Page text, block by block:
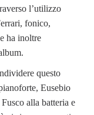
l’utilizzo
fonico,
ha inoltre
questo
Eusebio
alla batteria e